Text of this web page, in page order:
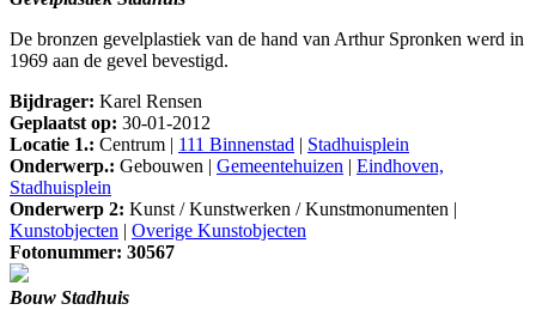
De bronzen gevelplastiek van de hand van Arthur Spronken werd in
1969 aan de gevel bevestigd.
Bijdrager: Karel Rensen
Geplaatst op: 30-01-2012
Locatie 1.: Centrum | 111 Binnenstad | Stadhuisplein
Onderwerp.: Gebouwen | Gemeentehuizen | Eindhoven,
Stadhuisplein
Onderwerp 2: Kunst / Kunstwerken / Kunstmonumenten |
Kunstobjecten | Overige Kunstobjecten
Fotonummer: 30567
Bouw Stadhuis